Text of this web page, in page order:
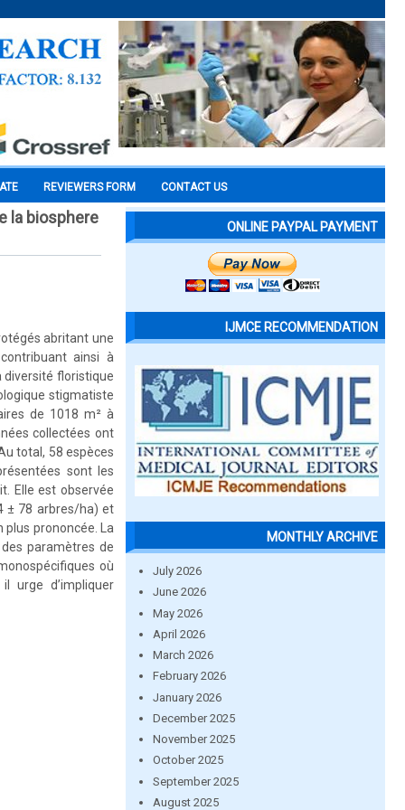
REVIEWERS FORM CONTACT US
la biosphere
abritant une
ainsi à
diversité floristique
stigmatiste
de 1018 m² à
collectées ont
total, 58 espèces
sont les
Elle est observée
± 78 arbres/ha) et
prononcée. La
paramètres de
où
urge d’impliquer
ONLINE PAYPAL PAYMENT
IJMCE RECOMMENDATION
MONTHLY ARCHIVE
July 2026
June 2026
May 2026
April 2026
March 2026
February 2026
January 2026
December 2025
November 2025
October 2025
September 2025
August 2025